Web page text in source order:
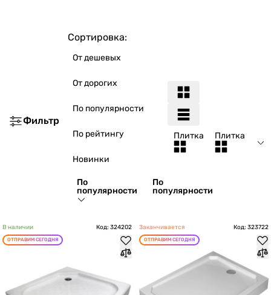
Фильтр
Сортировка:
От дешевых
От дорогих
По популярности
По рейтингу
Новинки
По
популярности
По
популярности
Плитка Плитка
В наличии Код: 324202
ОТПРАВИМ СЕГОДНЯ
Заканчивается Код: 323722
ОТПРАВИМ СЕГОДНЯ